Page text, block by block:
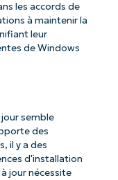
les accords de
à maintenir la
leur
de Windows
semble
des
il y a des
d'installation
jour nécessite